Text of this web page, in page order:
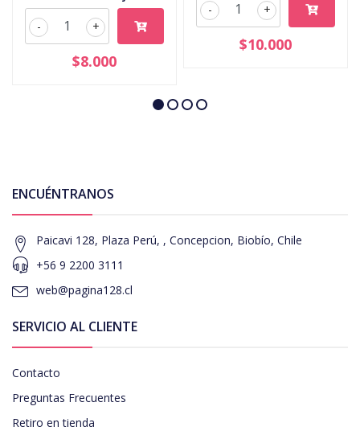
+
-
$8.000
+
-
$10.000
ENCUÉNTRANOS
Paicavi 128, Plaza Perú, , Concepcion, Biobío, Chile
+56 9 2200 3111
web@pagina128.cl
SERVICIO AL CLIENTE
Contacto
Preguntas Frecuentes
Retiro en tienda